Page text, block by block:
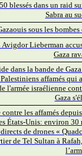
blessés dans un raid
Sabra au
sous les
Lieberman
Gaza
dans la bande de
affamés
l'armée israélienne
Gaza
contre les affamés
États-Unis: environ
de drones «
de Tel Sultan à